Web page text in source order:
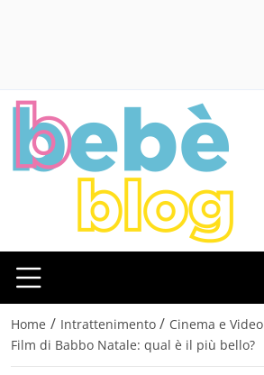
Home / Intrattenimento / Cinema e Video
Film di Babbo Natale: qual è il più bello?